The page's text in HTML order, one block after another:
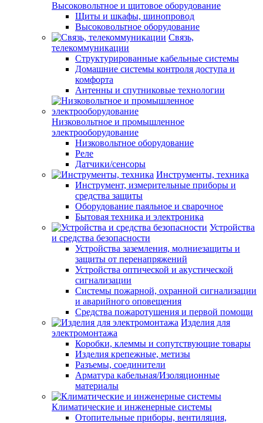
Высоковольтное и щитовое оборудование
Щиты и шкафы, шинопровод
Высоковольтное оборудование
Связь,
телекоммуникации
Структурированные кабельные системы
Домашние системы контроля доступа и
комфорта
Антенны и спутниковые технологии
Низковольтное и промышленное
электрооборудование
Низковольтное оборудование
Реле
Датчики/сенсоры
Инструменты, техника
Инструмент, измерительные приборы и
средства защиты
Оборудование паяльное и сварочное
Бытовая техника и электроника
Устройства
и средства безопасности
Устройства заземления, молниезащиты и
защиты от перенапряжений
Устройства оптической и акустической
сигнализации
Системы пожарной, охранной сигнализации
и аварийного оповещения
Средства пожаротушения и первой помощи
Изделия для
электромонтажа
Коробки, клеммы и сопутствующие товары
Изделия крепежные, метизы
Разъемы, соединители
Арматура кабельная/Изоляционные
материалы
Климатические и инженерные системы
Отопительные приборы, вентиляция,